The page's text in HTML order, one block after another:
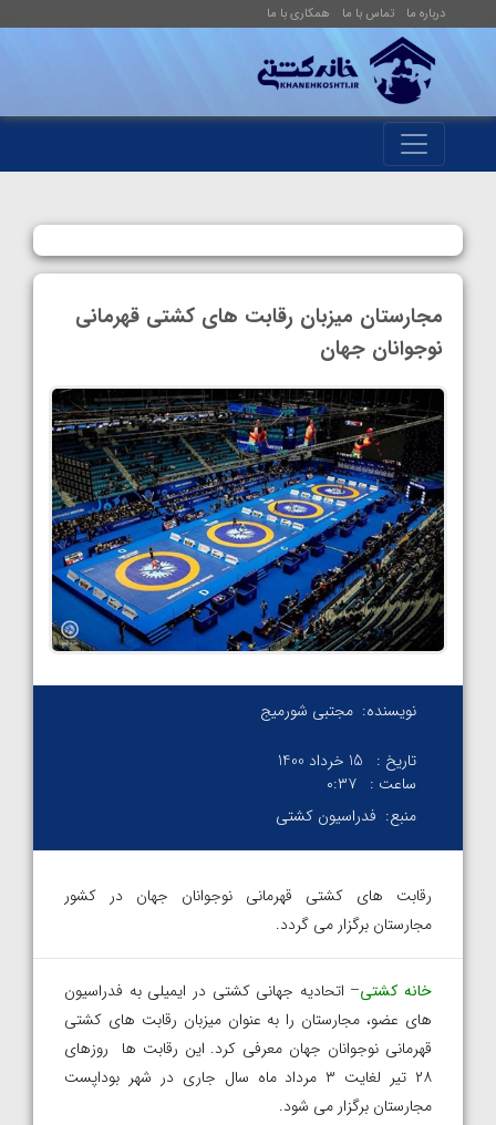
درباره ما تماس با ما همکاری با ما
مجارستان میزبان رقابت های کشتی قهرمانی
نوجوانان جهان
نویسنده: مجتبی شورمیج
تاریخ :
15 خرداد 1400
ساعت : ۰:۳۷
منبع: فدراسیون کشتی
رقابت های کشتی قهرمانی نوجوانان جهان در کشور
مجارستان برگزار می گردد.
خانه کشتی– اتحادیه جهانی کشتی در ایمیلی به فدراسیون
های عضو، مجارستان را به عنوان میزبان رقابت های کشتی
قهرمانی نوجوانان جهان معرفی کرد. این رقابت ها روزهای
۲۸ تیر لغایت ۳ مرداد ماه سال جاری در شهر بوداپست
مجارستان برگزار می شود.